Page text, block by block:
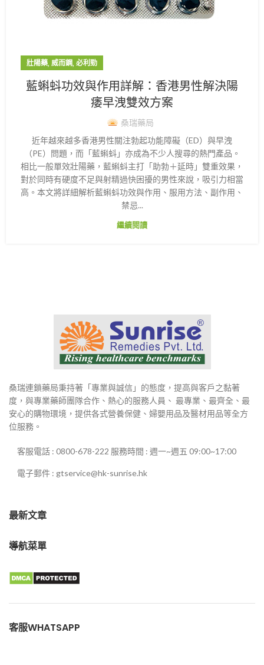
壯陽藥, 威而鋼, 必利勁
藍蝌蚪功效與作用詳解：香港男性解決陽
痿早洩雙效方案
桑瑞藥局
近年越來越多香港男性關注勃起功能障礙（ED）與早洩
（PE）問題，而「藍蝌蚪」亦成為不少人搜尋的熱門產品。
相比一般單效壯陽藥，藍蝌蚪主打「助勃＋延時」雙重效果，
對於同時有硬度不足與射精過快困擾的男性來說，吸引力相當
高。本文將詳細解析藍蝌蚪功效與作用、服用方法、副作用、
禁忌...
繼續閱讀
桑瑞連鎖藥局秉持著「專業與誠信」的態度，提高與客戶之黏著
度，與專業藥師團隊合作、熱心的服務人員、 最專業、最齊全、最
安心的購物環境，提供各式營養保健、婦嬰用品及醫材用品等全方
位服務。
客服電話 : 0800-678-222 服務時間 : 週一~週五 09:00~17:00
電子郵件 : gtservice@hk-sunrise.hk
最新文章
導航菜單
客服WHATSAPP